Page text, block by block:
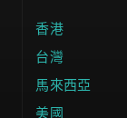
香港
台灣
馬來西亞
美國